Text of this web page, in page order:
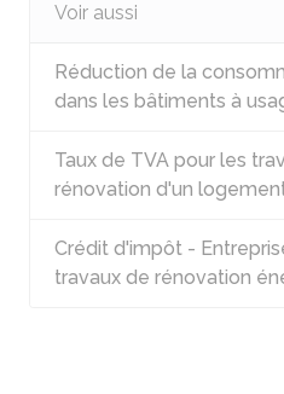
Voir aussi
Réduction de la
dans les bâtiments à
Taux de TVA pour les
rénovation d'un
Crédit d'impôt -
travaux de rénovation